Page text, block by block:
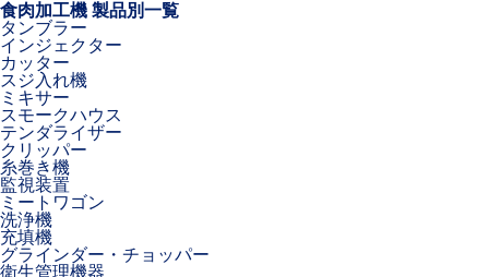
食肉加工機 製品別一覧
タンブラー
インジェクター
カッター
スジ入れ機
ミキサー
スモークハウス
テンダライザー
クリッパー
糸巻き機
監視装置
ミートワゴン
洗浄機
充填機
グラインダー・チョッパー
衛生管理機器